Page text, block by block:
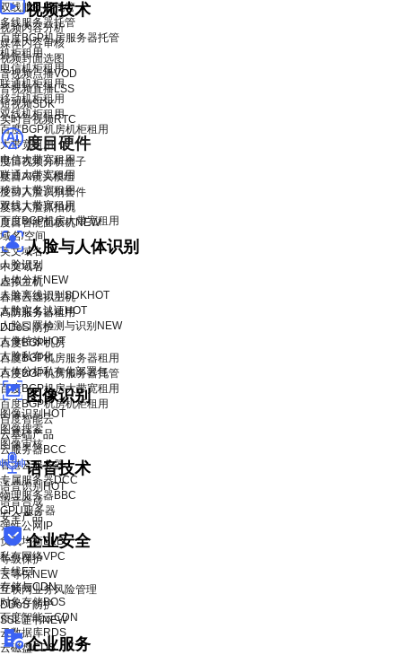
视频技术
视频内容分析
媒体内容审核
视频封面选图
音视频点播VOD
音视频直播LSS
短视频SDK
实时音视频RTC
度目硬件
度目视频分析盒子
度目AI镜头模组
度目人脸识别套件
度目人脸抓拍机
度目智能面板机NEW
人脸与人体识别
人脸识别
人体分析NEW
人脸离线识别SDKHOT
人脸实名认证HOT
人脸口罩检测与识别 NEW
人像特效HOT
人脸私有化
人体分析私有化部署包
图像识别
图像识别HOT
图像搜索
图像审核
语音技术
语音识别 HOT
语音合成
安全产品
企业安全
等级保护
云等保NEW
互联网业务风险管理
DDoS 防护
SSL证书NEW
企业服务
双线服务器托管
多线服务器托管
百度BGP机房服务器托管
机柜租用
电信机柜租用
联通机柜租用
移动机柜租用
双线机柜租用
百度BGP机房机柜租用
大带宽租用
电信大带宽租用
联通大带宽租用
移动大带宽租用
双线大带宽租用
百度BGP机房大带宽租用
域名/空间
英文域名
中文域名
虚拟主机
香港云虚拟主机
高防服务器租用
DDoS 防护
百度BGP机房
百度BGP机房服务器租用
百度BGP机房服务器托管
百度BGP机房大带宽租用
百度BGP机房机柜租用
百度智能云
云基础产品
云服务器BCC
香港云服务器
专属服务器DCC
物理服务器BBC
GPU服务器
弹性公网IP
负载均衡BLB
私有网络VPC
专线ET
存储与CDN
对象存储BOS
百度智能云CDN
云数据库RDS
云磁盘CDS